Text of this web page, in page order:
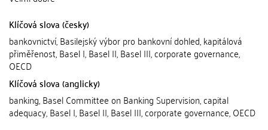
Klíčová slova (česky)
bankovnictví, Basilejský výbor pro bankovní dohled, kapitálová
přiměřenost, Basel I, Basel II, Basel III, corporate governance,
OECD
Klíčová slova (anglicky)
banking, Basel Committee on Banking Supervision, capital
adequacy, Basel I, Basel II, Basel III, corporate governance, OECD